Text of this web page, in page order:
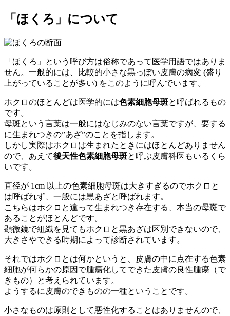
「ほくろ」について
「ほくろ」という呼び方は俗称であって医学用語ではありま
せん。一般的には、比較的小さな黒っぽい皮膚の病変 (盛り
上がっていることが多い) をこのように呼んでいます。
ホクロのほとんどは医学的には色素細胞母斑と呼ばれるもの
です。
母斑という言葉は一般にはなじみのない言葉ですが、要する
に生まれつきの”あざ”のことを指します。
しかし実際はホクロは生まれたときにはほとんどありません
ので、あえて後天性色素細胞母斑と呼ぶ皮膚科医もいるくら
いです。
直径が 1cm 以上の色素細胞母斑は大きすぎるのでホクロと
は呼ばれず、一般には黒あざと呼ばれます。
こちらはホクロと違って生まれつき存在する、本当の母斑で
あることがほとんどです。
顕微鏡で組織を見てもホクロと黒あざは区別できないので、
大きさやできる時期によって診断されています。
それではホクロとは何かというと、皮膚の中に点在する色素
細胞が何らかの原因で腫瘍化してできた皮膚の良性腫瘍（で
きもの）と考えられています。
ようするに皮膚のできものの一種ということです。
小さなものは原則として悪性化することはありませんので、